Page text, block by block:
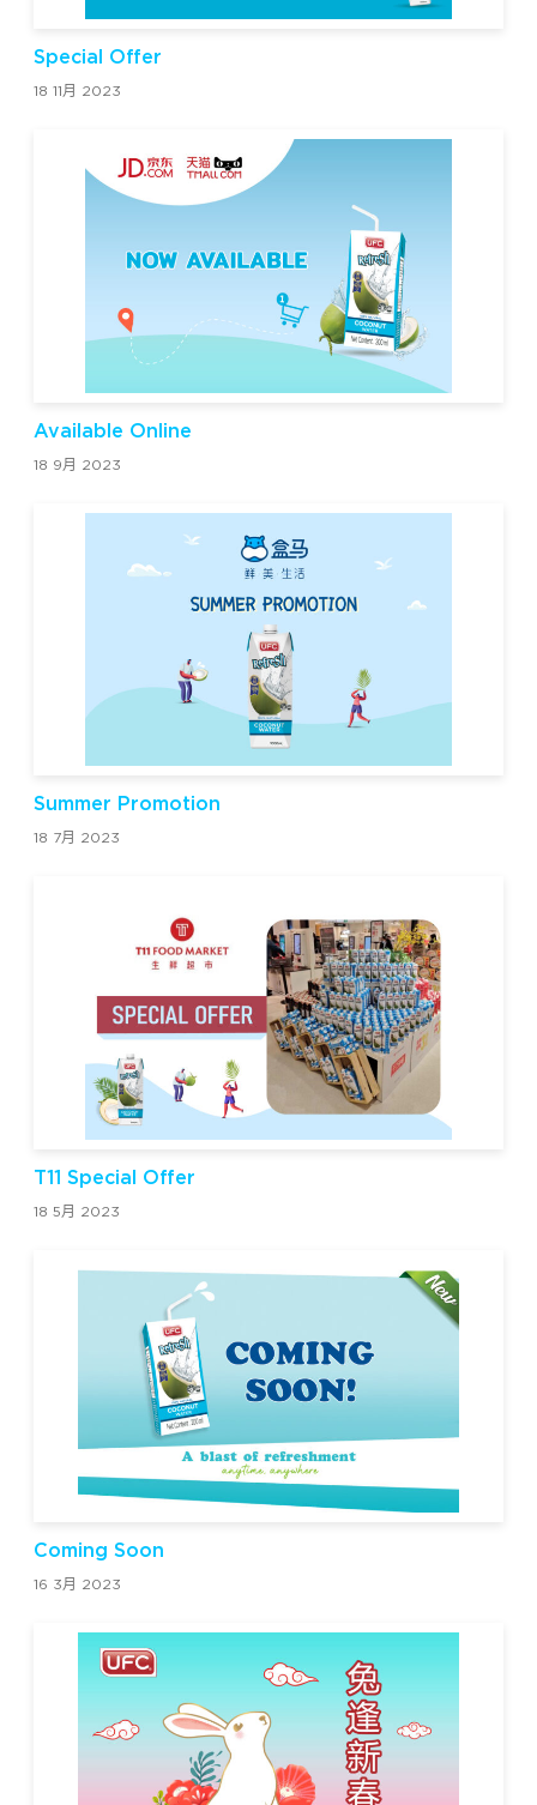
Special Offer
18 11月 2023
Available Online
18 9月 2023
Summer Promotion
18 7月 2023
T11 Special Offer
18 5月 2023
Coming Soon
16 3月 2023